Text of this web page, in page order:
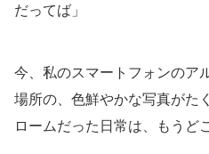
だってば」
今、私のスマートフォンのア
場所の、色鮮やかな写真がた
ロームだった日常は、もうど